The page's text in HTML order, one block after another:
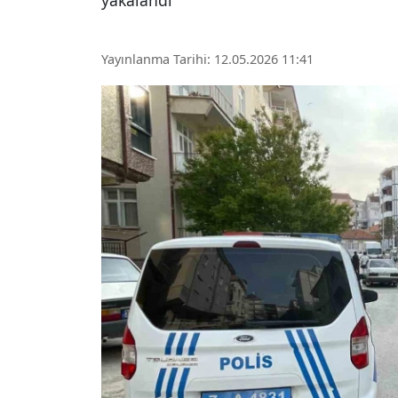
Yayınlanma Tarihi: 12.05.2026 11:41